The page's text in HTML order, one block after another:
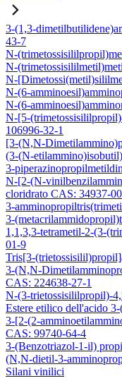
3-(1,3-
43-7
N-
N-
N-
N-(6-
N-(6-
N-[5-
106996-32-1
[3-(N,N-
(3-(N-
3-
N-[2-(N-
cloridrato CAS: 34937-
3-
3-
1,1,3,3-tetrametil-2-(3-
01-9
Tris[3-
3-(N,N-
CAS: 224638-27-1
N-(3-trietossisililpropil)-
Estere etilico dell'acido
3-[2-(2-
CAS: 99740-64-4
3-(Benzotriazol-1-il)
(N,N-dietil-3-
Silani vinilici